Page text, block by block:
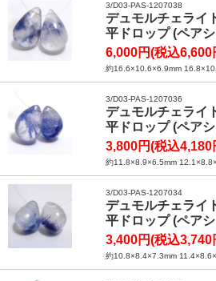
3/D03-PAS-1207038
デュモルチェライ
平ドロップ (ペア
6,000円(税込6,600
約16.6×10.6×6.9mm
3/D03-PAS-1207036
デュモルチェライ
平ドロップ (ペア
3,800円(税込4,180
約11.8×8.9×6.5mm
3/D03-PAS-1207034
デュモルチェライ
平ドロップ (ペア
3,400円(税込3,740
約10.8×8.4×7.3mm